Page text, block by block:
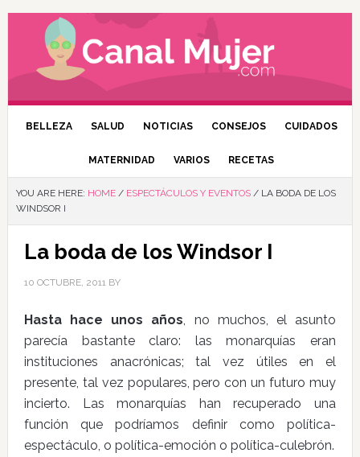
BELLEZA SALUD NOTICIAS CONSEJOS CUIDADOS
MATERNIDAD VARIOS RECETAS
YOU ARE HERE: HOME / ESPECTÁCULOS Y EVENTOS /LA BODA DE LOS
WINDSOR I
La boda de los Windsor I
10 OCTUBRE, 2011BY
Hasta hace unos años, no muchos, el asunto
parecía bastante claro: las monarquías eran
instituciones anacrónicas; tal vez útiles en el
presente, tal vez populares, pero con un futuro muy
incierto. Las monarquías han recuperado una
función que podríamos definir como política-
espectáculo, o política-emoción o política-culebrón.